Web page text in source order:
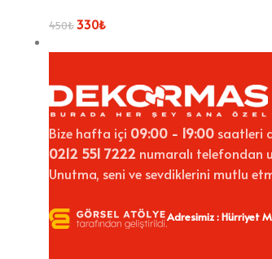
450₺330₺
Bize hafta içi 09:00 - 19:00 saatleri
0212 551 7222 numaralı telefondan
Unutma, seni ve sevdiklerini mutlu
Adresimiz : Hürriyet